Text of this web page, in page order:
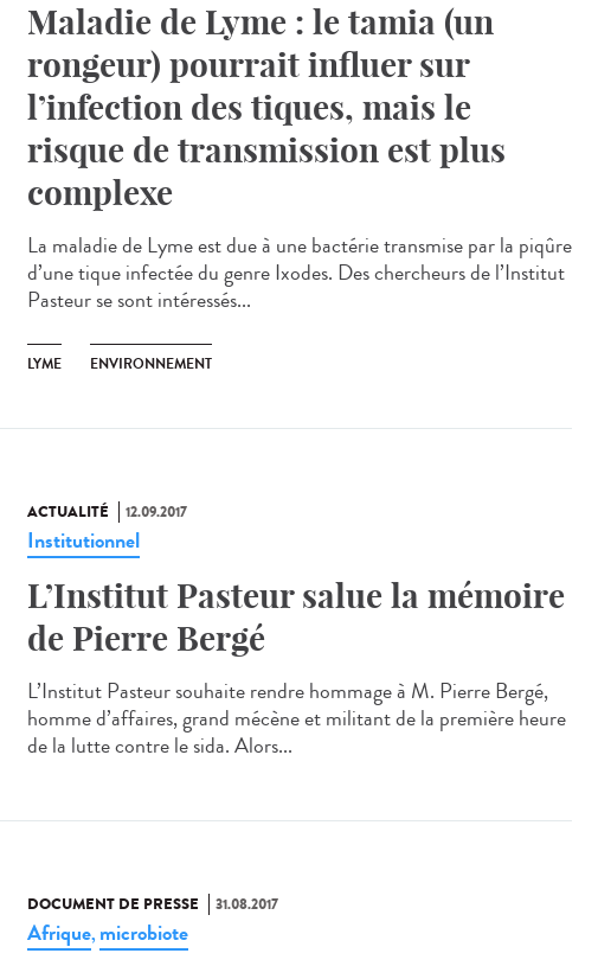
Maladie de Lyme : le tamia (un
rongeur) pourrait influer sur
l’infection des tiques, mais le
risque de transmission est plus
complexe
La maladie de Lyme est due à une bactérie transmise par la piqûre
d’une tique infectée du genre Ixodes. Des chercheurs de l’Institut
Pasteur se sont intéressés...
LYME ENVIRONNEMENT
ACTUALITÉ 12.09.2017
Institutionnel
L’Institut Pasteur salue la mémoire
de Pierre Bergé
L’Institut Pasteur souhaite rendre hommage à M. Pierre Bergé,
homme d’affaires, grand mécène et militant de la première heure
de la lutte contre le sida. Alors...
DOCUMENT DE PRESSE 31.08.2017
Afrique, microbiote